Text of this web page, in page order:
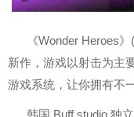
《Wonder Heroes
新作，游戏以射击为主
游戏系统，让你拥有不
韩国 Buff studio 独